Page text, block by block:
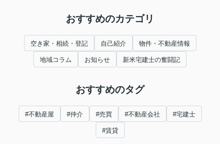
おすすめのカテゴリ
空き家・相続・登記 自己紹介 物件・不動産情報
地域コラム お知らせ 新米宅建士の奮闘記
おすすめのタグ
#不動産屋 #仲介 #売買 #不動産会社 #宅建士
#賃貸